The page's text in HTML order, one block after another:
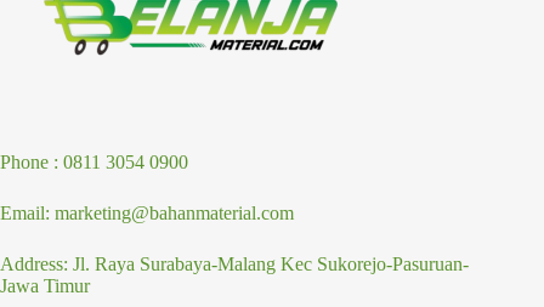
Phone : 0811 3054 0900
Email: marketing@bahanmaterial.com
Address: Jl. Raya Surabaya-Malang Kec Sukorejo-Pasuruan-
Jawa Timur